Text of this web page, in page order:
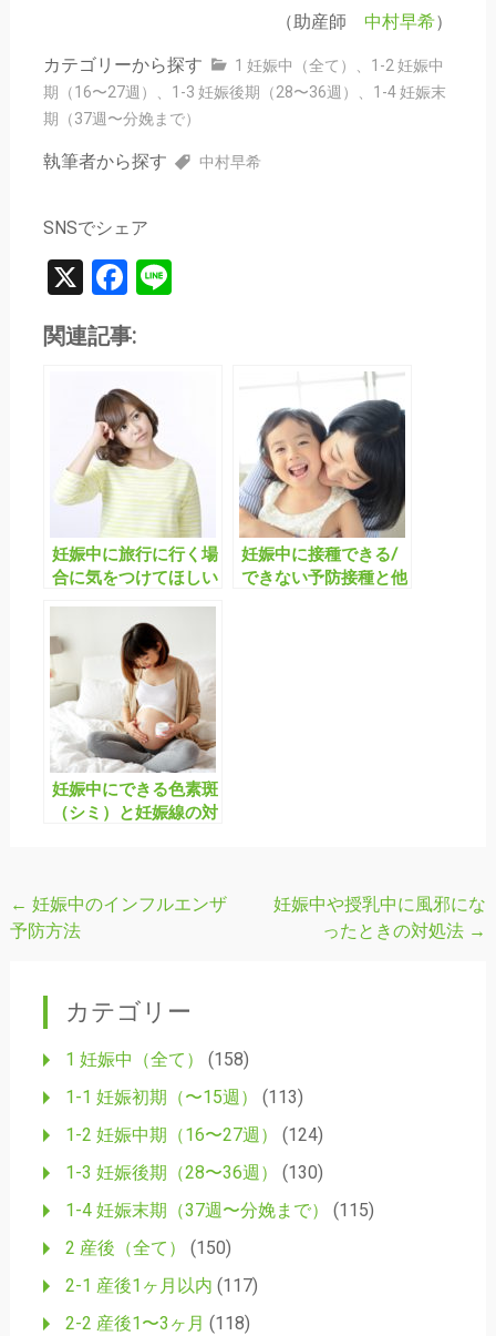
（助産師 中村早希）
カテゴリーから探す 1 妊娠中（全て） 、 1-2 妊娠中
期（16〜27週）
、 1-3 妊娠後期（28〜36週） 、 1-4 妊娠末
期（37週〜分娩まで）
執筆者から探す 中村早希
SNSでシェア
X Facebook
Line
関連記事:
妊娠中に旅行に行く場
合に気をつけてほしい
妊娠中に接種できる/
できない予防接種と他
妊娠中にできる色素斑
（シミ）と妊娠線の対
投
稿
← 妊娠中のインフルエンザ
予防方法
妊娠中や授乳中に風邪にな
ったときの対処法 →
カテゴリー
1 妊娠中（全て）
(158)
1-1 妊娠初期（〜15週）
(113)
1-2 妊娠中期（16〜27週）
(124)
1-3 妊娠後期（28〜36週）
(130)
1-4 妊娠末期（37週〜分娩まで）
(115)
2 産後（全て）
(150)
2-1 産後1ヶ月以内 (117)
2-2 産後1〜3ヶ月 (118)